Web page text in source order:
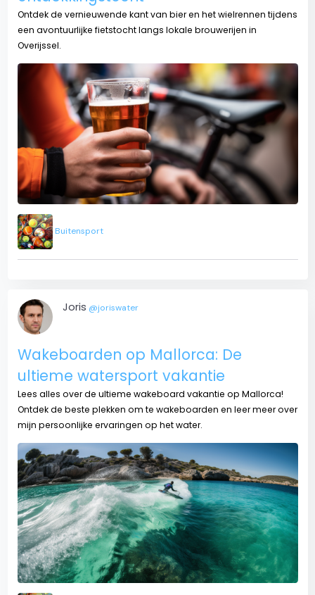
Ontdek de vernieuwende kant van bier en het wielrennen tijdens
een avontuurlijke fietstocht langs lokale brouwerijen in
Overijssel.
Buitensport
Joris @joriswater
Wakeboarden op Mallorca: De
ultieme watersport vakantie
Lees alles over de ultieme wakeboard vakantie op Mallorca!
Ontdek de beste plekken om te wakeboarden en leer meer over
mijn persoonlijke ervaringen op het water.